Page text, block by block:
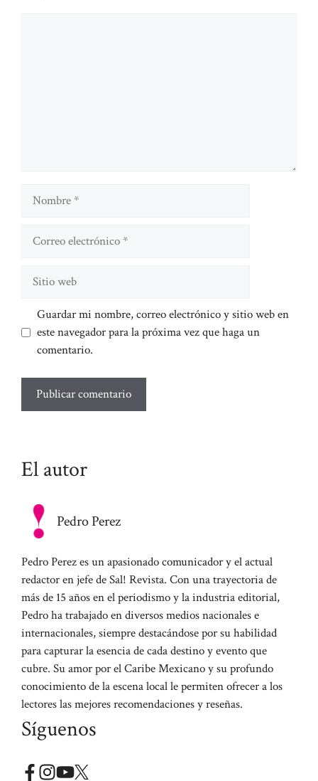
Nombre
Correo
Sitio
Guardar mi nombre, correo electrónico y sitio web en
este navegador para la próxima vez que haga un
comentario.
El autor
Pedro Perez
Pedro Perez es un apasionado comunicador y el actual
redactor en jefe de Sal! Revista. Con una trayectoria de
más de 15 años en el periodismo y la industria editorial,
Pedro ha trabajado en diversos medios nacionales e
internacionales, siempre destacándose por su habilidad
para capturar la esencia de cada destino y evento que
cubre. Su amor por el Caribe Mexicano y su profundo
conocimiento de la escena local le permiten ofrecer a los
lectores las mejores recomendaciones y reseñas.
Síguenos